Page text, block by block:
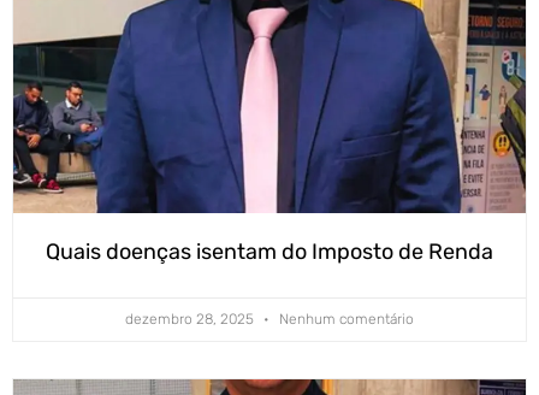
Quais doenças isentam do Imposto de Renda
dezembro 28, 2025 Nenhum comentário